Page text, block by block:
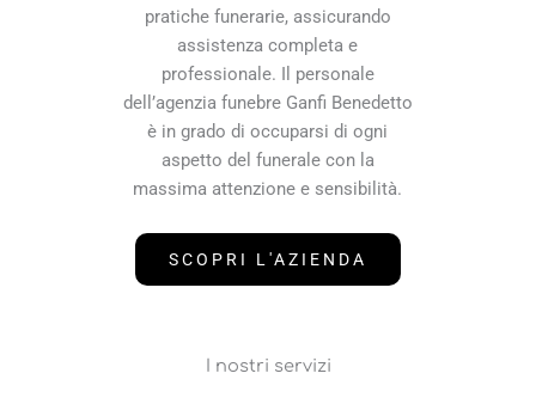
pratiche funerarie, assicurando
assistenza completa e
professionale. Il personale
dell’agenzia funebre Ganfi Benedetto
è in grado di occuparsi di ogni
aspetto del funerale con la
massima attenzione e sensibilità.
SCOPRI L'AZIENDA
I nostri servizi